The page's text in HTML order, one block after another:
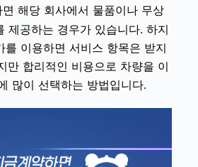
해당 회사에서 물품이나 무상
제공하는 경우가 있습니다. 하지
를 이용하면 서비스 항목은 받지
만 합리적인 비용으로 차량을 이
많이 선택하는 방법입니다.